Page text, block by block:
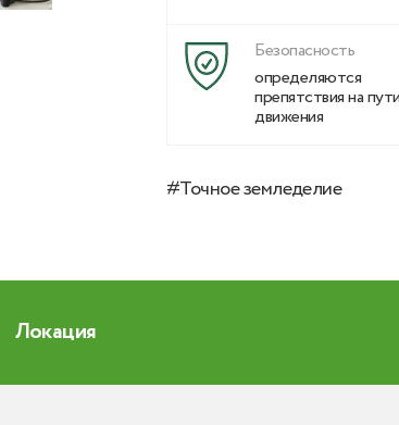
Безопасность
определяются
препятствия на пути
движения
#Точное земледелие
Локация